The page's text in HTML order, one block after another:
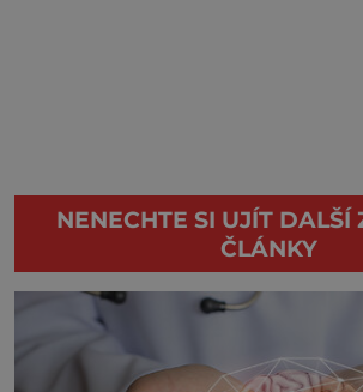
NENECHTE SI UJÍT DALŠÍ
ČLÁNKY